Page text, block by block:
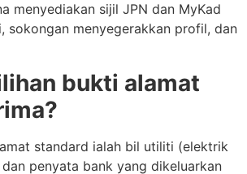
menyediakan sijil JPN dan MyKad
sokongan menyegerakkan profil, dan
bukti alamat
standard ialah bil utiliti (elektrik
penyata bank yang dikeluarkan